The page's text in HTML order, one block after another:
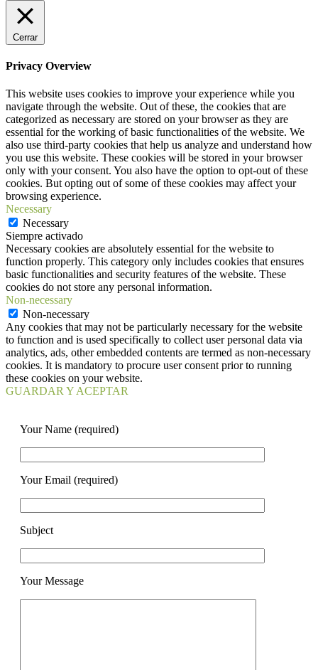
Cerrar
Privacy Overview
This website uses cookies to improve your experience while you
navigate through the website. Out of these, the cookies that are
categorized as necessary are stored on your browser as they are
essential for the working of basic functionalities of the website. We
also use third-party cookies that help us analyze and understand how
you use this website. These cookies will be stored in your browser
only with your consent. You also have the option to opt-out of these
cookies. But opting out of some of these cookies may affect your
browsing experience.
Necessary
Necessary
Siempre activado
Necessary cookies are absolutely essential for the website to
function properly. This category only includes cookies that ensures
basic functionalities and security features of the website. These
cookies do not store any personal information.
Non-necessary
Non-necessary
Any cookies that may not be particularly necessary for the website
to function and is used specifically to collect user personal data via
analytics, ads, other embedded contents are termed as non-necessary
cookies. It is mandatory to procure user consent prior to running
these cookies on your website.
GUARDAR Y ACEPTAR
Your Name (required)
Your Email (required)
Subject
Your Message